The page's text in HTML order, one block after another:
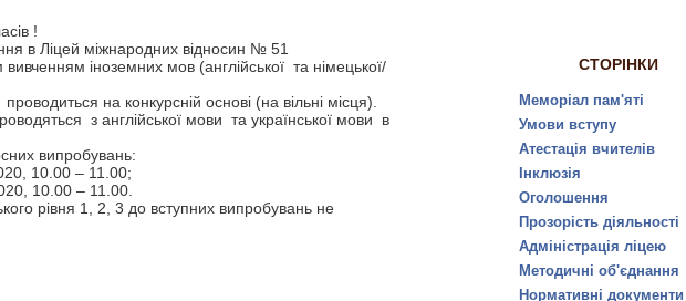
!
в Ліцей міжнародних відносин № 51
іноземних мов (англійської та німецької/
на конкурсній основі (на вільні місця).
з англійської мови та української мови в
випробувань:
10.00 – 11.00;
10.00 – 11.00.
рівня 1, 2, 3 до вступних випробувань не
СТОРІНКИ
Меморіал пам'яті
Умови вступу
Атестація вчителів
Інклюзія
Оголошення
Прозорість діяльності
Адміністрація ліцею
Методичні об'єднання
Нормативні документи